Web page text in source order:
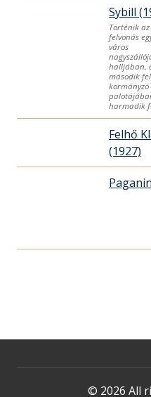
Sybill
Történik az
felvonás
város
halljában,
második
kormányzó
harmadik
Felhő
(1927)
© 2026 All